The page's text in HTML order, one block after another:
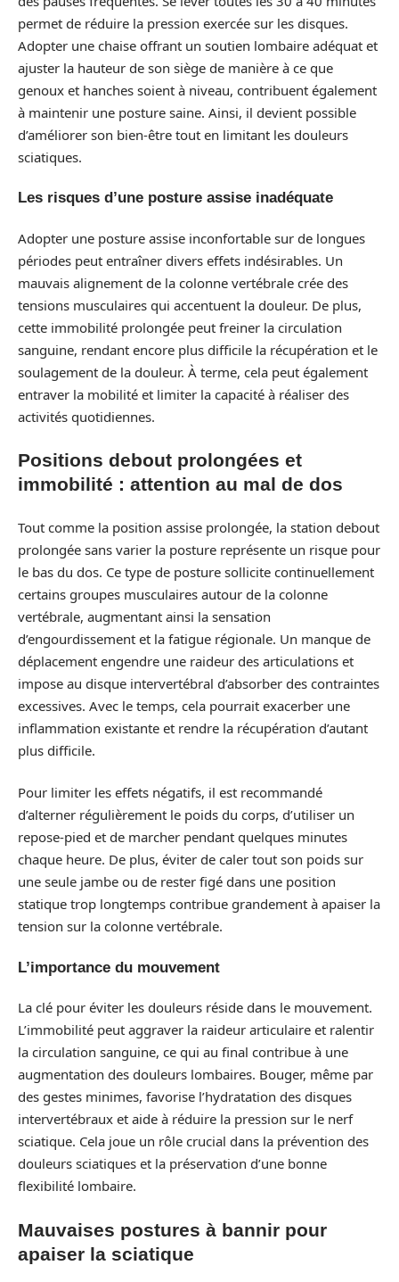
permet de réduire la pression exercée sur les disques.
Adopter une chaise offrant un soutien lombaire adéquat et
ajuster la hauteur de son siège de manière à ce que
genoux et hanches soient à niveau, contribuent également
à maintenir une posture saine. Ainsi, il devient possible
d’améliorer son bien-être tout en limitant les douleurs
sciatiques.
Les risques d’une posture assise inadéquate
Adopter une posture assise inconfortable sur de longues
périodes peut entraîner divers effets indésirables. Un
mauvais alignement de la colonne vertébrale crée des
tensions musculaires qui accentuent la douleur. De plus,
cette immobilité prolongée peut freiner la circulation
sanguine, rendant encore plus difficile la récupération et le
soulagement de la douleur. À terme, cela peut également
entraver la mobilité et limiter la capacité à réaliser des
activités quotidiennes.
Positions debout prolongées et
immobilité : attention au mal de dos
Tout comme la position assise prolongée, la station debout
prolongée sans varier la posture représente un risque pour
le bas du dos. Ce type de posture sollicite continuellement
certains groupes musculaires autour de la colonne
vertébrale, augmentant ainsi la sensation
d’engourdissement et la fatigue régionale. Un manque de
déplacement engendre une raideur des articulations et
impose au disque intervertébral d’absorber des contraintes
excessives. Avec le temps, cela pourrait exacerber une
inflammation existante et rendre la récupération d’autant
plus difficile.
Pour limiter les effets négatifs, il est recommandé
d’alterner régulièrement le poids du corps, d’utiliser un
repose-pied et de marcher pendant quelques minutes
chaque heure. De plus, éviter de caler tout son poids sur
une seule jambe ou de rester figé dans une position
statique trop longtemps contribue grandement à apaiser la
tension sur la colonne vertébrale.
L’importance du mouvement
La clé pour éviter les douleurs réside dans le mouvement.
L’immobilité peut aggraver la raideur articulaire et ralentir
la circulation sanguine, ce qui au final contribue à une
augmentation des douleurs lombaires. Bouger, même par
des gestes minimes, favorise l’hydratation des disques
intervertébraux et aide à réduire la pression sur le nerf
sciatique. Cela joue un rôle crucial dans la prévention des
douleurs sciatiques et la préservation d’une bonne
flexibilité lombaire.
Mauvaises postures à bannir pour
apaiser la sciatique